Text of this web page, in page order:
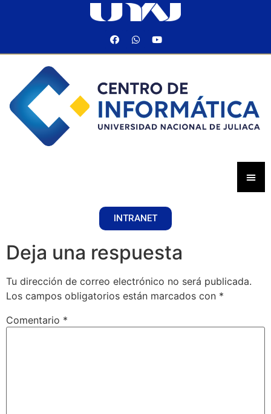
INTRANET
Deja una respuesta
Tu dirección de correo electrónico no será publicada.
Los campos obligatorios están marcados con *
Comentario *